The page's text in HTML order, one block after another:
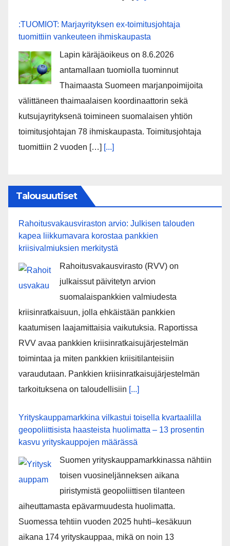
:TUOMIOT: Marjayrityksen ex-toimitusjohtaja
tuomittiin vankeuteen ihmiskaupasta
Lapin käräjäoikeus on 8.6.2026
antamallaan tuomiolla tuominnut
Thaimaasta Suomeen marjanpoimijoita
välittäneen thaimaalaisen koordinaattorin sekä
kutsujayrityksenä toimineen suomalaisen yhtiön
toimitusjohtajan 78 ihmiskaupasta. Toimitusjohtaja
tuomittiin 2 vuoden […] [...]
Talousuutiset
Rahoitusvakausviraston arvio: Julkisen talouden
kapea liikkumavara korostaa pankkien
kriisivalmiuksien merkitystä
Rahoitusvakausvirasto (RVV) on
julkaissut päivitetyn arvion
suomalaispankkien valmiudesta
kriisinratkaisuun, jolla ehkäistään pankkien
kaatumisen laajamittaisia vaikutuksia. Raportissa
RVV avaa pankkien kriisinratkaisujärjestelmän
toimintaa ja miten pankkien kriisitilanteisiin
varaudutaan. Pankkien kriisinratkaisujärjestelmän
tarkoituksena on taloudellisiin [...]
Yrityskauppamarkkina vilkastui toisella kvartaalilla
geopoliittisista haasteista huolimatta – 13 prosentin
kasvu yrityskauppojen määrässä
Suomen yrityskauppamarkkinassa nähtiin
toisen vuosineljänneksen aikana
piristymistä geopoliittisen tilanteen
aiheuttamasta epävarmuudesta huolimatta.
Suomessa tehtiin vuoden 2025 huhti–kesäkuun
aikana 174 yrityskauppaa, mikä on noin 13